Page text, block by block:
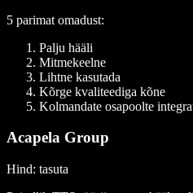
5 parimat omadust:
Palju hääli
Mitmekeelne
Lihtne kasutada
Kõrge kvaliteediga kõne
Kolmandate osapoolte
Acapela Group
Hind: tasuta